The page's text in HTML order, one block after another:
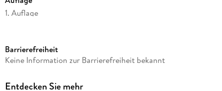
1. Auflage
Altersempfehlung
Autor/Autorin
Barrierefreiheit
Keine Information zur Barrierefreiheit bekannt
Entdecken Sie mehr